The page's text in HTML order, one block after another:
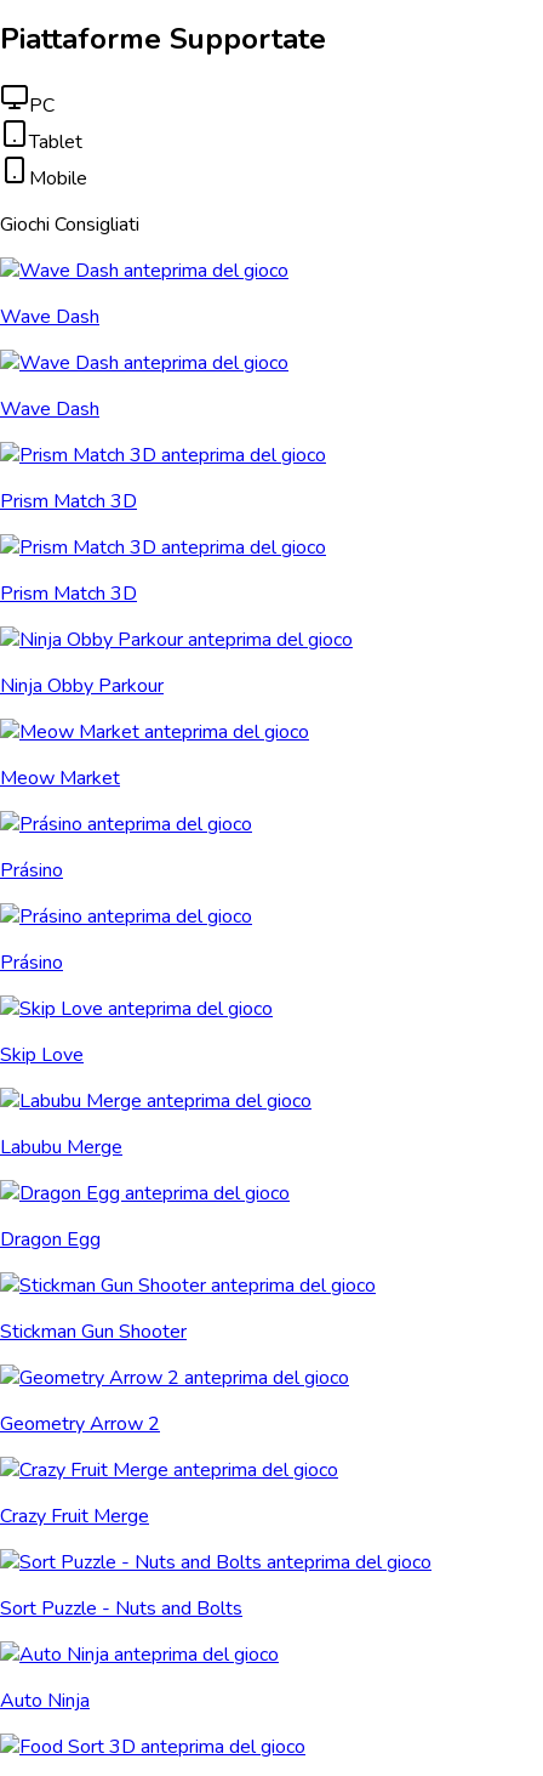
Piattaforme Supportate
PC
Tablet
Mobile
Giochi Consigliati
Wave Dash
Wave Dash
Prism Match 3D
Prism Match 3D
Ninja Obby Parkour
Meow Market
Prásino
Prásino
Skip Love
Labubu Merge
Dragon Egg
Stickman Gun Shooter
Geometry Arrow 2
Crazy Fruit Merge
Sort Puzzle - Nuts and Bolts
Auto Ninja